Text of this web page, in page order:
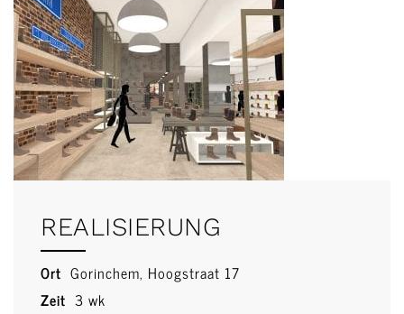
REALISIERUNG
Ort Gorinchem, Hoogstraat 17
Zeit 3 wk